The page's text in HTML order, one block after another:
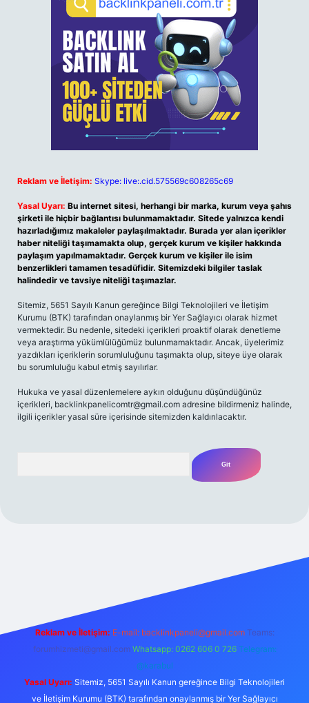
Reklam ve İletişim: Skype: live:.cid.575569c608265c69
Yasal Uyarı: Bu internet sitesi, herhangi bir marka, kurum veya şahıs
şirketi ile hiçbir bağlantısı bulunmamaktadır. Sitede yalnızca kendi
hazırladığımız makaleler paylaşılmaktadır. Burada yer alan içerikler
haber niteliği taşımamakta olup, gerçek kurum ve kişiler hakkında
paylaşım yapılmamaktadır. Gerçek kurum ve kişiler ile isim
benzerlikleri tamamen tesadüfidir. Sitemizdeki bilgiler taslak
halindedir ve tavsiye niteliği taşımazlar.
Sitemiz, 5651 Sayılı Kanun gereğince Bilgi Teknolojileri ve İletişim
Kurumu (BTK) tarafından onaylanmış bir Yer Sağlayıcı olarak hizmet
vermektedir. Bu nedenle, sitedeki içerikleri proaktif olarak denetleme
veya araştırma yükümlülüğümüz bulunmamaktadır. Ancak, üyelerimiz
yazdıkları içeriklerin sorumluluğunu taşımakta olup, siteye üye olarak
bu sorumluluğu kabul etmiş sayılırlar.
Hukuka ve yasal düzenlemelere aykırı olduğunu düşündüğünüz
içerikleri, backlinkpanelicomtr@gmail.com adresine bildirmeniz halinde,
ilgili içerikler yasal süre içerisinde sitemizden kaldırılacaktır.
Reklam ve İletişim: E-mail: backlinkpaneli@gmail.com Teams:
forumhizmeti@gmail.com Whatsapp: 0262 606 0 726 Telegram:
@karabul
Yasal Uyarı: Sitemiz, 5651 Sayılı Kanun gereğince Bilgi Teknolojileri
ve İletişim Kurumu (BTK) tarafından onaylanmış bir Yer Sağlayıcı